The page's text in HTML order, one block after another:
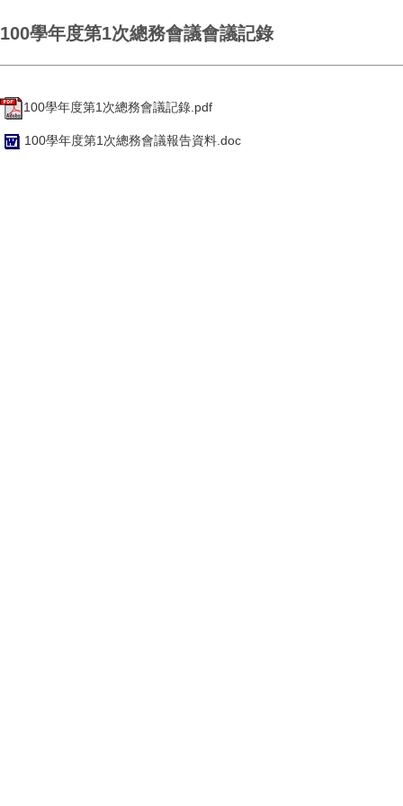
100學年度第1次總務會議會議記錄
100學年度第1次總務會議記錄.pdf
100學年度第1次總務會議報告資料.doc